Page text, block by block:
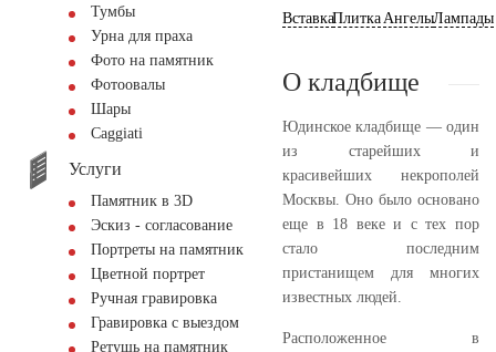
Тумбы
Урна для праха
Фото на памятник
Фотоовалы
Шары
Сaggiati
Услуги
Памятник в 3D
Эскиз - согласование
Портреты на памятник
Цветной портрет
Ручная гравировка
Гравировка с выездом
Ретушь на памятник
ВставкаПлитка АнгелыЛампады
О кладбище
Юдинское кладбище — один
из старейших и
красивейших некрополей
Москвы. Оно было основано
еще в 18 веке и с тех пор
стало последним
пристанищем для многих
известных людей.
Расположенное в